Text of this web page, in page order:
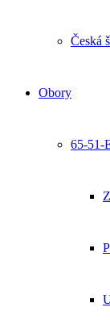
Česká
Obory
65-51-